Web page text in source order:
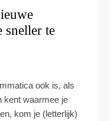
sneller te
ook is, als
kent waarmee je
kom je (letterlijk)